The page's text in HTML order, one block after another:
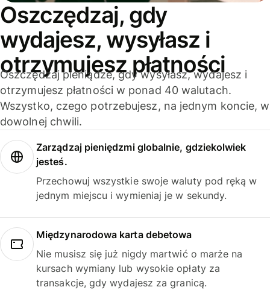
Oszczędzaj, gdy
wydajesz, wysyłasz i
otrzymujesz płatności
Oszczędzaj pieniądze, gdy wysyłasz, wydajesz i
otrzymujesz płatności w ponad 40 walutach.
Wszystko, czego potrzebujesz, na jednym koncie, w
dowolnej chwili.
Zarządzaj pieniędzmi globalnie, gdziekolwiek
jesteś.
Przechowuj wszystkie swoje waluty pod ręką w
jednym miejscu i wymieniaj je w sekundy.
Międzynarodowa karta debetowa
Nie musisz się już nigdy martwić o marże na
kursach wymiany lub wysokie opłaty za
transakcje, gdy wydajesz za granicą.